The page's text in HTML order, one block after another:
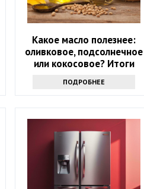
Какое масло полезнее:
оливковое, подсолнечное
или кокосовое? Итоги
ПОДРОБНЕЕ